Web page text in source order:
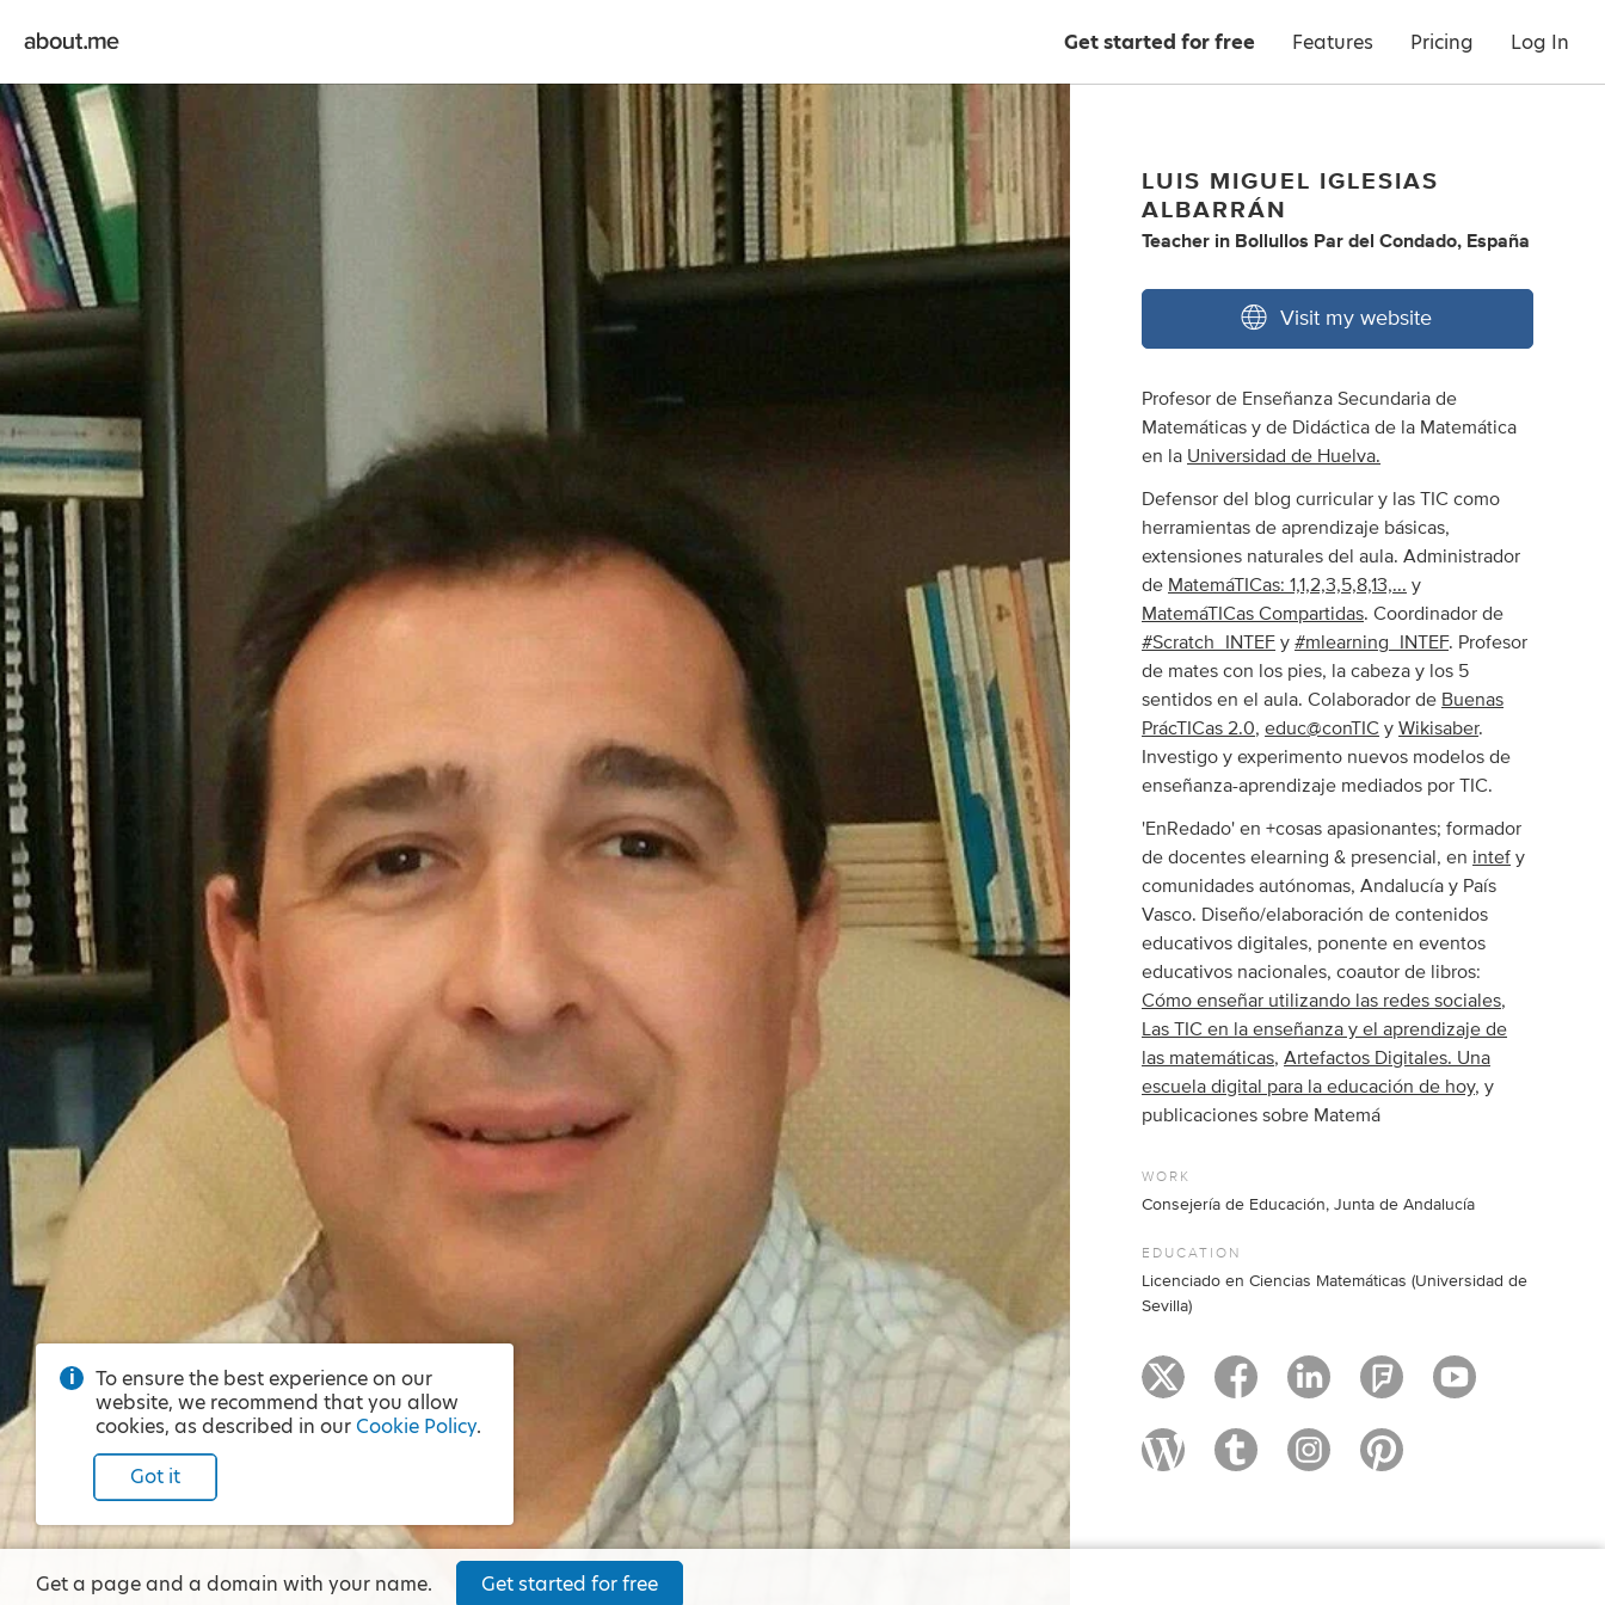
Get started for free Features Pricing Log In
LUIS MIGUEL IGLESIAS
ALBARRÁN
Teacher in Bollullos Par del Condado, España
Visit my website
Profesor de Enseñanza Secundaria de
Matemáticas y de Didáctica de la Matemática
en la Universidad de Huelva.
Defensor del blog curricular y las TIC como
herramientas de aprendizaje básicas,
extensiones naturales del aula. Administrador
de MatemáTICas: 1,1,2,3,5,8,13,... y
MatemáTICas Compartidas. Coordinador de
#Scratch_INTEF y#mlearning_INTEF. Profesor
de mates con los pies, la cabeza y los 5
sentidos en el aula. Colaborador de Buenas
PrácTICas 2.0,educ@conTIC yWikisaber.
Investigo y experimento nuevos modelos de
enseñanza-aprendizaje mediados por TIC.
'EnRedado' en +cosas apasionantes; formador
de docentes elearning & presencial, en intef y
comunidades autónomas, Andalucía y País
Vasco. Diseño/elaboración de contenidos
educativos digitales, ponente en eventos
educativos nacionales, coautor de libros:
Cómo enseñar utilizando las redes sociales,
Las TIC en la enseñanza y el aprendizaje de
las matemáticas,Artefactos Digitales. Una
escuela digital para la educación de hoy, y
publicaciones sobre Matemá
WORK
Consejería de Educación, Junta de Andalucía
EDUCATION
Licenciado en Ciencias Matemáticas (Universidad de
Sevilla)
To ensure the best experience on our
website, we recommend that you allow
cookies, as described in our Cookie Policy.
Got it
Get a page and a domain with your name. Get started for free